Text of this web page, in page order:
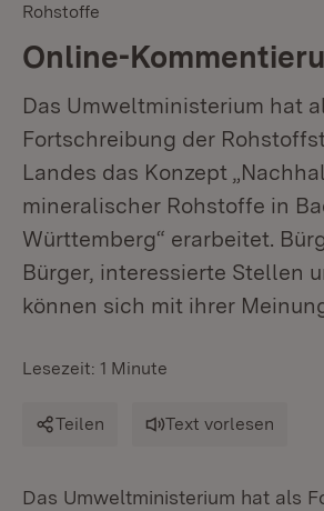
Rohstoffe
Online-
Das Umweltministerium hat
Fortschreibung der
Landes das Konzept
mineralischer Rohstoffe in
Württemberg“ erarbeitet.
Bürger, interessierte Stellen
können sich mit ihrer
Lesezeit: 1 Minute
Teilen Text vorlesen
Das Umweltministerium hat als